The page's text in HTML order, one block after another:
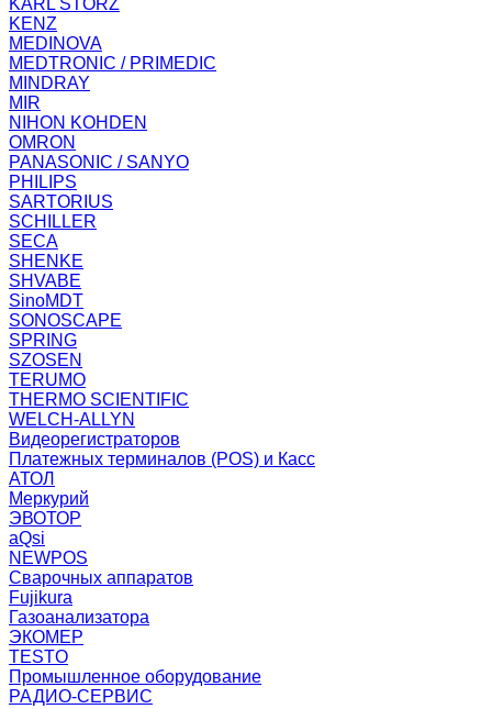
KARL STORZ
KENZ
MEDINOVA
MEDTRONIC / PRIMEDIC
MINDRAY
MIR
NIHON KOHDEN
OMRON
PANASONIC / SANYO
PHILIPS
SARTORIUS
SCHILLER
SECA
SHENKE
SHVABE
SinoMDT
SONOSCAPE
SPRING
SZOSEN
TERUMO
THERMO SCIENTIFIC
WELCH-ALLYN
Видеорегистраторов
Платежных терминалов (POS) и Касс
АТОЛ
Меркурий
ЭВОТОР
aQsi
NEWPOS
Сварочных аппаратов
Fujikura
Газоанализатора
ЭКОМЕР
TESTO
Промышленное оборудование
РАДИО-СЕРВИС